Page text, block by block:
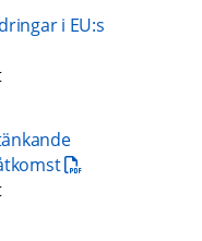
i EU:s
pdf, 22.2 kB.